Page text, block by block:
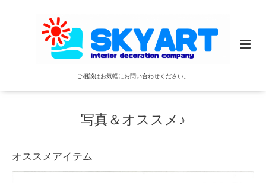
ご相談はお気軽にお問い合わせください。
写真＆オススメ♪
オススメアイテム